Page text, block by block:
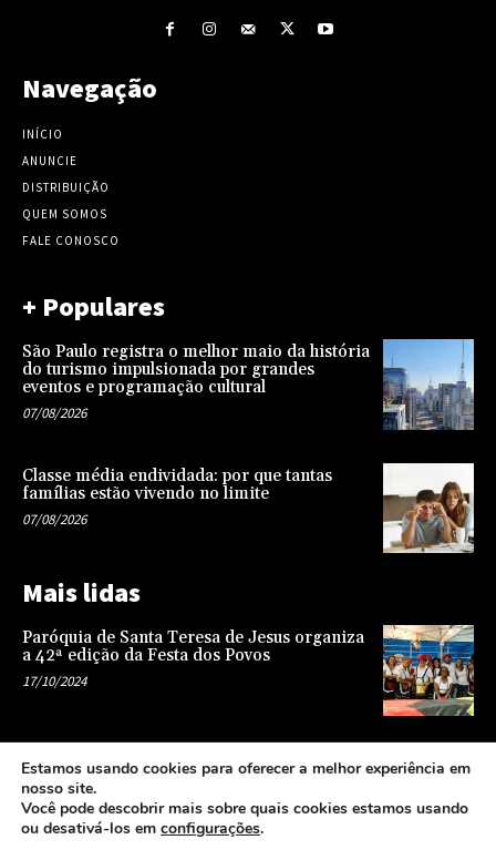
Navegação
INÍCIO
ANUNCIE
DISTRIBUIÇÃO
QUEM SOMOS
FALE CONOSCO
+ Populares
São Paulo registra o melhor maio da história
do turismo impulsionada por grandes
eventos e programação cultural
07/08/2026
Classe média endividada: por que tantas
famílias estão vivendo no limite
07/08/2026
Mais lidas
Paróquia de Santa Teresa de Jesus organiza
a 42ª edição da Festa dos Povos
17/10/2024
Representatividade na infância: o papel da
escola na formação de uma sociedade mais
justa e equitativa
26/04/2024
Estamos usando cookies para oferecer a melhor experiência em
nosso site.
Você pode descobrir mais sobre quais cookies estamos usando
ou desativá-los em configurações.